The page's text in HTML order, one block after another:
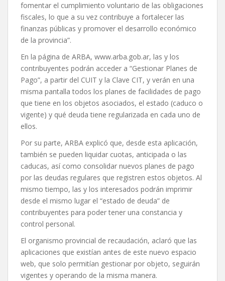
fomentar el cumplimiento voluntario de las obligaciones
fiscales, lo que a su vez contribuye a fortalecer las
finanzas públicas y promover el desarrollo económico
de la provincia”.
En la página de ARBA, www.arba.gob.ar, las y los
contribuyentes podrán acceder a “Gestionar Planes de
Pago”, a partir del CUIT y la Clave CIT, y verán en una
misma pantalla todos los planes de facilidades de pago
que tiene en los objetos asociados, el estado (caduco o
vigente) y qué deuda tiene regularizada en cada uno de
ellos.
Por su parte, ARBA explicó que, desde esta aplicación,
también se pueden liquidar cuotas, anticipada o las
caducas, así como consolidar nuevos planes de pago
por las deudas regulares que registren estos objetos. Al
mismo tiempo, las y los interesados podrán imprimir
desde el mismo lugar el “estado de deuda” de
contribuyentes para poder tener una constancia y
control personal.
El organismo provincial de recaudación, aclaró que las
aplicaciones que existían antes de este nuevo espacio
web, que solo permitían gestionar por objeto, seguirán
vigentes y operando de la misma manera.